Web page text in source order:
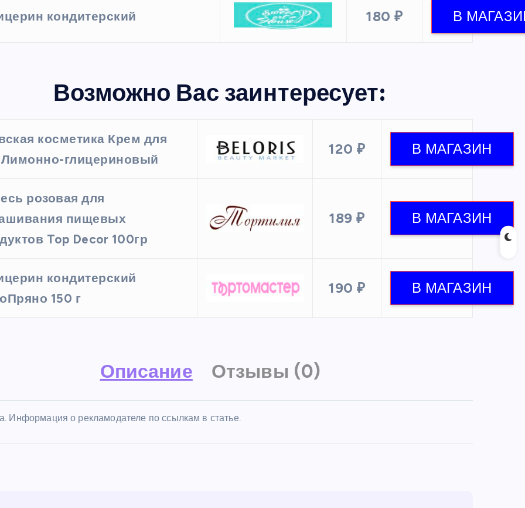
кондитерский 180 ₽
Возможно Вас заинтересует:
косметика Крем для
Лимонно-глицериновый
120 ₽
розовая для
пищевых
Top Decor 100гр
189 ₽
кондитерский
150 г
190 ₽
Описание Отзывы (0)
Информация о рекламодателе по ссылкам в статье.